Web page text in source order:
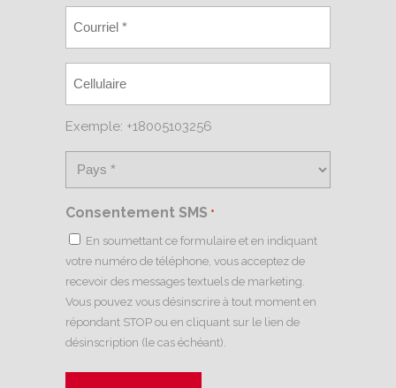
Exemple: +18005103256
Consentement SMS *
En soumettant ce formulaire et en indiquant
votre numéro de téléphone, vous acceptez de
recevoir des messages textuels de marketing.
Vous pouvez vous désinscrire à tout moment en
répondant STOP ou en cliquant sur le lien de
désinscription (le cas échéant).